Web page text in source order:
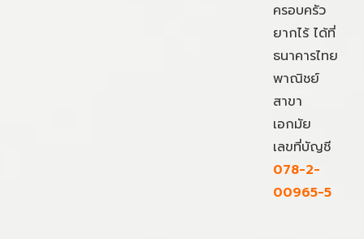
ครอบครัว
ยากไร้ ได้ที่
ธนาคารไทย
พาณิชย์
สาขา
เอกมัย
เลขที่บัญชี
078-2-
00965-5